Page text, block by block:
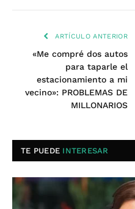
ARTÍCULO ANTERIOR
«Me compré dos autos
para taparle el
estacionamiento a mi
vecino»: PROBLEMAS DE
MILLONARIOS
TE PUEDE INTERESAR